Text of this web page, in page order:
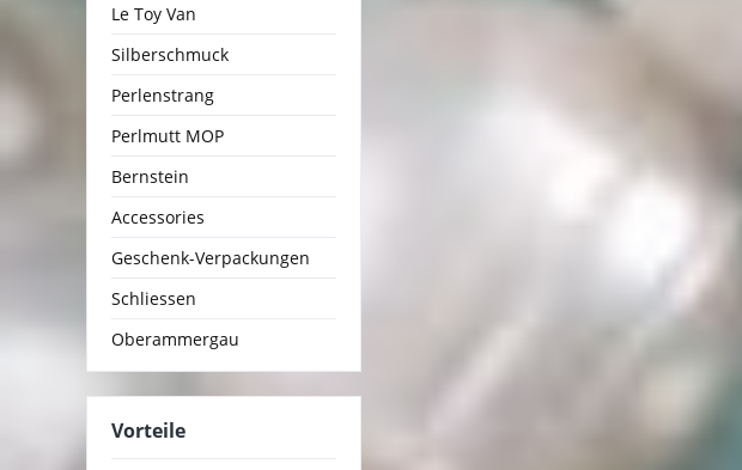
Le Toy Van
Silberschmuck
Perlenstrang
Perlmutt MOP
Bernstein
Accessories
Geschenk-Verpackungen
Schliessen
Oberammergau
Vorteile